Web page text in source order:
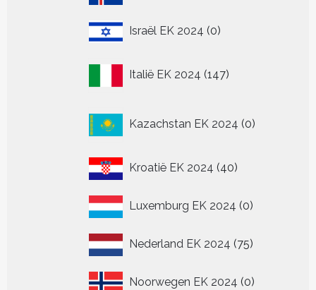
Israël EK 2024 00
Italië EK 2024 147
producten
Kazachstan EK 2024 0
producten
Kroatië EK 2024 4040
Luxemburg EK 2024 00
Nederland EK 2024 7575
Noorwegen EK 2024 00